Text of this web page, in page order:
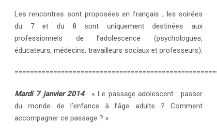
Les rencontres sont proposées en français ; les soirées
du 7 et du 8 sont uniquement destinées aux
professionnels de l’adolescence (psychologues,
éducateurs, médecins, travailleurs sociaux et professeurs).
Mardi 7 janvier 2014: « Le passage adolescent : passer
du monde de l’enfance à l’âge adulte ? Comment
accompagner ce passage ? »